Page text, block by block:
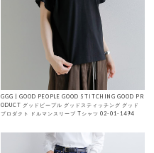
GGG | GOOD PEOPLE GOOD STITCHING GOOD PR
ODUCT グッドピープル グッドスティッチング グッド
プロダクト ドルマンスリーブ Tシャツ 02-01-1494